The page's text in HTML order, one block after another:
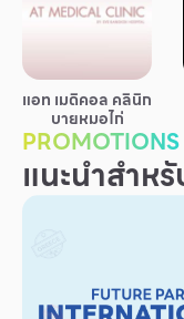
มีอะไรใหม่
บริการ
เพื่อสังคม
ฟิวเจอร์ซิตี้
IR
แอท เมดิคอล คลินิก
บายหมอไก่
PROMOTIONS
แนะนำสำห